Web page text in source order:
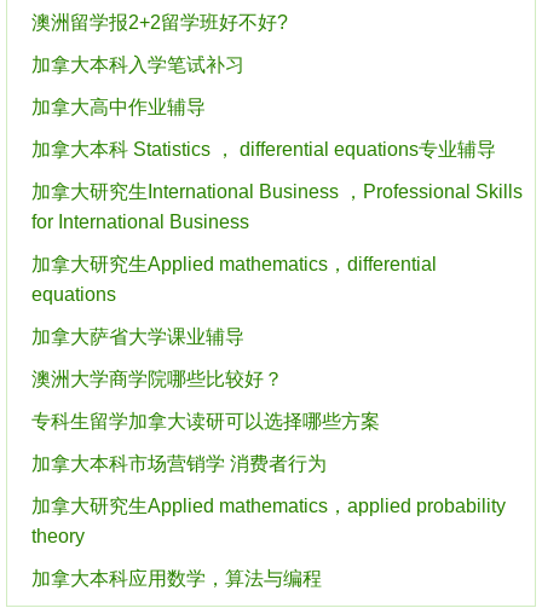
澳洲留学报2+2留学班好不好?
加拿大本科入学笔试补习
加拿大高中作业辅导
加拿大本科 Statistics ， differential equations专业辅导
加拿大研究生International Business ，Professional Skills
for International Business
加拿大研究生Applied mathematics，differential
equations
加拿大萨省大学课业辅导
澳洲大学商学院哪些比较好？
专科生留学加拿大读研可以选择哪些方案
加拿大本科市场营销学 消费者行为
加拿大研究生Applied mathematics，applied probability
theory
加拿大本科应用数学，算法与编程